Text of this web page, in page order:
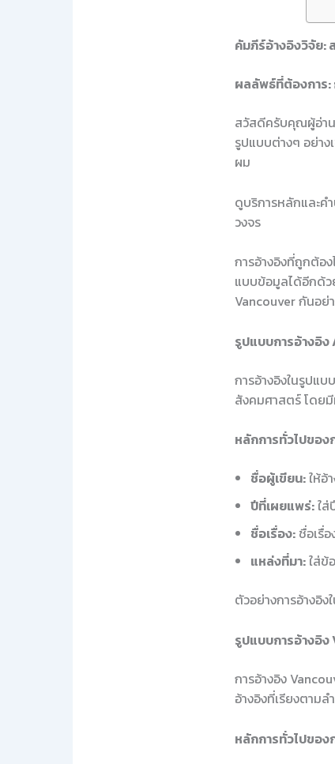
คัมภีร์อ้างอิงวิจัย:
ผลลัพธ์ที่ต้องการ:
สวัสดีครับคุณผู้อ่าน
รูปแบบต่างๆ อย่า
ผม
ดูบริการหลักและค
วงจร
การอ้างอิงที่ถูกต้อ
แบบข้อมูลได้อีกด้ว
Vancouver กันอย่
รูปแบบการอ้างอิง
การอ้างอิงในรูปแ
สังคมศาสตร์ โดย
หลักการทั่วไปของ
ชื่อผู้เขียน:ให้อ้
ปีที่เผยแพร่:ใส่
ชื่อเรื่อง: ชื่อเรื่
แหล่งที่มา:ใส่ข้
ตัวอย่างการอ้างอิ
รูปแบบการอ้างอิ
การอ้างอิง
อ้างอิงที่เรียงตาม
หลักการทั่วไปขอ